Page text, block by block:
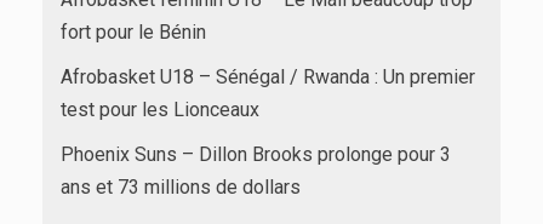
fort pour le Bénin
Afrobasket U18 – Sénégal / Rwanda : Un premier
test pour les Lionceaux
Phoenix Suns – Dillon Brooks prolonge pour 3
ans et 73 millions de dollars